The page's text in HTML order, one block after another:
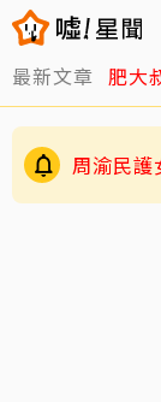
最新文章 肥大
王凱靈堂
因曝光